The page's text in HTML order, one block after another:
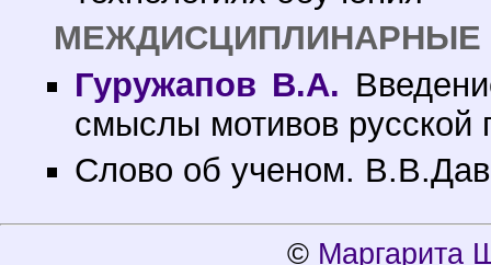
МЕЖДИСЦИПЛИНАРНЫЕ
Гуружапов В.А.
смыслы мотивов русской
Слово об ученом.
© Маргарита